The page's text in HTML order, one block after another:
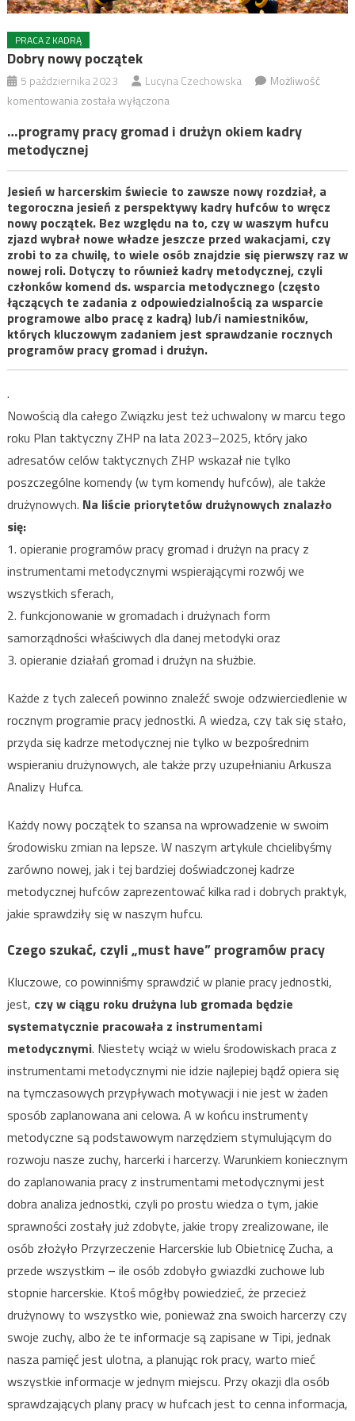
PRACA Z KADRĄ
Dobry nowy początek
5 października 2023 Lucyna Czechowska
Możliwość
komentowaniaDobry
początek
została wyłączona
…programy pracy gromad i drużyn okiem kadry
metodycznej
Jesień w harcerskim świecie to zawsze nowy rozdział, a
tegoroczna jesień z perspektywy kadry hufców to wręcz
nowy początek. Bez względu na to, czy w waszym hufcu
zjazd wybrał nowe władze jeszcze przed wakacjami, czy
zrobi to za chwilę, to wiele osób znajdzie się pierwszy raz w
nowej roli. Dotyczy to również kadry metodycznej, czyli
członków komend ds. wsparcia metodycznego (często
łączących te zadania z odpowiedzialnością za wsparcie
programowe albo pracę z kadrą) lub/i namiestników,
których kluczowym zadaniem jest sprawdzanie rocznych
programów pracy gromad i drużyn.
.
Nowością dla całego Związku jest też uchwalony w marcu tego
roku Plan taktyczny ZHP na lata 2023–2025, który jako
adresatów celów taktycznych ZHP wskazał nie tylko
poszczególne komendy (w tym komendy hufców), ale także
drużynowych. Na liście priorytetów drużynowych znalazło
się:
1. opieranie programów pracy gromad i drużyn na pracy z
instrumentami metodycznymi wspierającymi rozwój we
wszystkich sferach,
2. funkcjonowanie w gromadach i drużynach form
samorządności właściwych dla danej metodyki oraz
3. opieranie działań gromad i drużyn na służbie.
Każde z tych zaleceń powinno znaleźć swoje odzwierciedlenie w
rocznym programie pracy jednostki. A wiedza, czy tak się stało,
przyda się kadrze metodycznej nie tylko w bezpośrednim
wspieraniu drużynowych, ale także przy uzupełnianiu Arkusza
Analizy Hufca.
Każdy nowy początek to szansa na wprowadzenie w swoim
środowisku zmian na lepsze. W naszym artykule chcielibyśmy
zarówno nowej, jak i tej bardziej doświadczonej kadrze
metodycznej hufców zaprezentować kilka rad i dobrych praktyk,
jakie sprawdziły się w naszym hufcu.
Czego szukać, czyli „must have” programów pracy
Kluczowe, co powinniśmy sprawdzić w planie pracy jednostki,
jest, czy w ciągu roku drużyna lub gromada będzie
systematycznie pracowała z instrumentami
metodycznymi. Niestety wciąż w wielu środowiskach praca z
instrumentami metodycznymi nie idzie najlepiej bądź opiera się
na tymczasowych przypływach motywacji i nie jest w żaden
sposób zaplanowana ani celowa. A w końcu instrumenty
metodyczne są podstawowym narzędziem stymulującym do
rozwoju nasze zuchy, harcerki i harcerzy. Warunkiem koniecznym
do zaplanowania pracy z instrumentami metodycznymi jest
dobra analiza jednostki, czyli po prostu wiedza o tym, jakie
sprawności zostały już zdobyte, jakie tropy zrealizowane, ile
osób złożyło Przyrzeczenie Harcerskie lub Obietnicę Zucha, a
przede wszystkim – ile osób zdobyło gwiazdki zuchowe lub
stopnie harcerskie. Ktoś mógłby powiedzieć, że przecież
drużynowy to wszystko wie, ponieważ zna swoich harcerzy czy
swoje zuchy, albo że te informacje są zapisane w Tipi, jednak
nasza pamięć jest ulotna, a planując rok pracy, warto mieć
wszystkie informacje w jednym miejscu. Przy okazji dla osób
sprawdzających plany pracy w hufcach jest to cenna informacja,